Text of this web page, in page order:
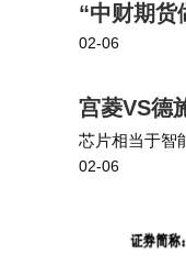
“中财期货
02-06
宫菱VS德
芯片相当于智
宫菱AMP：对
02-06